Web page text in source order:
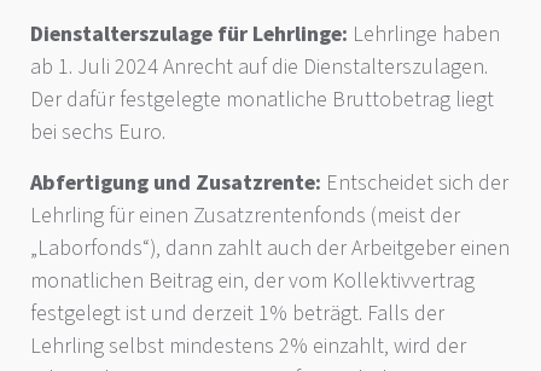
Dienstalterszulage für Lehrlinge: Lehrlinge haben
ab 1. Juli 2024 Anrecht auf die Dienstalterszulagen.
Der dafür festgelegte monatliche Bruttobetrag liegt
bei sechs Euro.
Abfertigung und Zusatzrente: Entscheidet sich der
Lehrling für einen Zusatzrentenfonds (meist der
„Laborfonds“), dann zahlt auch der Arbeitgeber einen
monatlichen Beitrag ein, der vom Kollektivvertrag
festgelegt ist und derzeit 1% beträgt. Falls der
Lehrling selbst mindestens 2% einzahlt, wird der